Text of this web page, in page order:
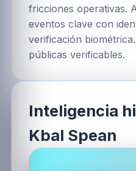
fricciones operativas.
eventos clave con
verificación
públicas verificables.
Inteligencia
Kbal Spean